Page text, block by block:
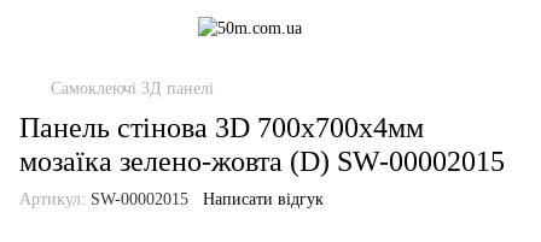
Самоклеючі 3Д панелі
Панель стінова 3D 700х700х4мм
мозаїка зелено-жовта (D) SW-00002015
Артикул: SW-00002015 Написати відгук